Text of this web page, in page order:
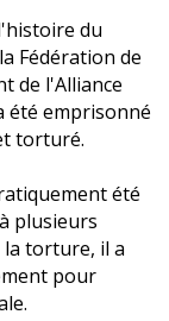
du
Fédération de
de l'Alliance
été emprisonné
torturé.
été
plusieurs
la torture, il a
pour